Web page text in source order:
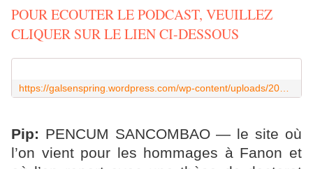
POUR ECOUTER LE PODCAST, VEUILLEZ
CLIQUER SUR LE LIEN CI-DESSOUS
Pip: PENCUM SANCOMBAO — le site où
l’on vient pour les hommages à Fanon et